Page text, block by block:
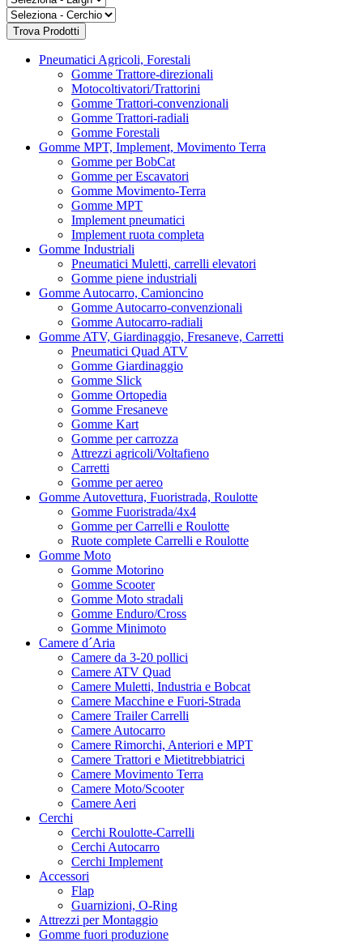
Pneumatici Agricoli, Forestali
Gomme Trattore-direzionali
Motocoltivatori/Trattorini
Gomme Trattori-convenzionali
Gomme Trattori-radiali
Gomme Forestali
Gomme MPT, Implement, Movimento Terra
Gomme per BobCat
Gomme per Escavatori
Gomme Movimento-Terra
Gomme MPT
Implement pneumatici
Implement ruota completa
Gomme Industriali
Pneumatici Muletti, carrelli elevatori
Gomme piene industriali
Gomme Autocarro, Camioncino
Gomme Autocarro-convenzionali
Gomme Autocarro-radiali
Gomme ATV, Giardinaggio, Fresaneve, Carretti
Pneumatici Quad ATV
Gomme Giardinaggio
Gomme Slick
Gomme Ortopedia
Gomme Fresaneve
Gomme Kart
Gomme per carrozza
Attrezzi agricoli/Voltafieno
Carretti
Gomme per aereo
Gomme Autovettura, Fuoristrada, Roulotte
Gomme Fuoristrada/4x4
Gomme per Carrelli e Roulotte
Ruote complete Carrelli e Roulotte
Gomme Moto
Gomme Motorino
Gomme Scooter
Gomme Moto stradali
Gomme Enduro/Cross
Gomme Minimoto
Camere d´Aria
Camere da 3-20 pollici
Camere ATV Quad
Camere Muletti, Industria e Bobcat
Camere Macchine e Fuori-Strada
Camere Trailer Carrelli
Camere Autocarro
Camere Rimorchi, Anteriori e MPT
Camere Trattori e Mietitrebbiatrici
Camere Movimento Terra
Camere Moto/Scooter
Camere Aeri
Cerchi
Cerchi Roulotte-Carrelli
Cerchi Autocarro
Cerchi Implement
Accessori
Flap
Guarnizioni, O-Ring
Attrezzi per Montaggio
Gomme fuori produzione